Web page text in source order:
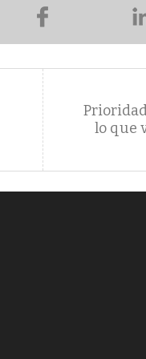
lo que